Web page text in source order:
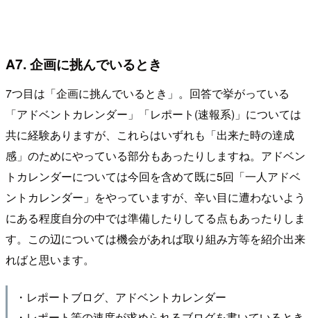
A7. 企画に挑んでいるとき
7つ目は「企画に挑んでいるとき」。回答で挙がっている
「アドベントカレンダー」「レポート(速報系)」については
共に経験ありますが、これらはいずれも「出来た時の達成
感」のためにやっている部分もあったりしますね。アドベン
トカレンダーについては今回を含めて既に5回「一人アドベ
ントカレンダー」をやっていますが、辛い目に遭わないよう
にある程度自分の中では準備したりしてる点もあったりしま
す。この辺については機会があれば取り組み方等を紹介出来
ればと思います。
・レポートブログ、アドベントカレンダー